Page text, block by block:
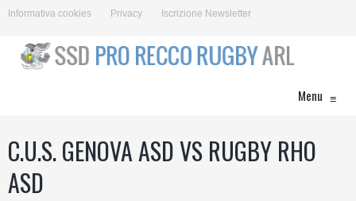
Informativa cookies Privacy Iscrizione Newsletter
Menu ≡
C.U.S. GENOVA ASD VS RUGBY RHO
ASD